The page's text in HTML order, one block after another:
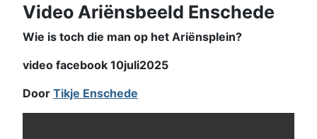
Video Ariënsbeeld Enschede
Wie is toch die man op het Ariënsplein?
video facebook 10juli2025
Door Tikje Enschede